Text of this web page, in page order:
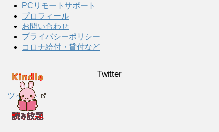
PCリモートサポート
プロフィール
お問い合わせ
プライバシーポリシー
コロナ給付・貸付など
Twitter
ツイート